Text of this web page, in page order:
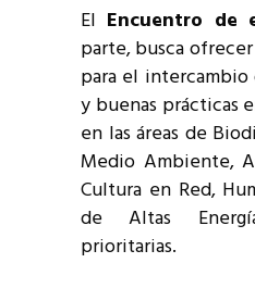
El Encuentro de
parte, busca
para el
y buenas prácticas
en las áreas de
Medio Ambiente,
Cultura en Red,
de Altas
prioritarias.